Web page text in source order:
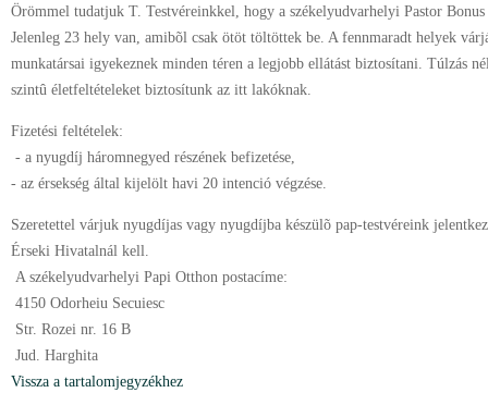
Örömmel tudatjuk T. Testvéreinkkel, hogy a székelyudvarhelyi Pastor
Jelenleg 23 hely van, amibõl csak ötöt töltöttek be. A fennmaradt helyek
munkatársai igyekeznek minden téren a legjobb ellátást biztosítani. Túlzás
szintû életfeltételeket biztosítunk az itt lakóknak.
Fizetési feltételek:
- a nyugdíj háromnegyed részének befizetése,
- az érsekség által kijelölt havi 20 intenció végzése.
Szeretettel várjuk nyugdíjas vagy nyugdíjba készülõ pap-testvéreink
Érseki Hivatalnál kell.
A székelyudvarhelyi Papi Otthon postacíme:
4150 Odorheiu Secuiesc
Str. Rozei nr. 16 B
Jud. Harghita
Vissza a tartalomjegyzékhez